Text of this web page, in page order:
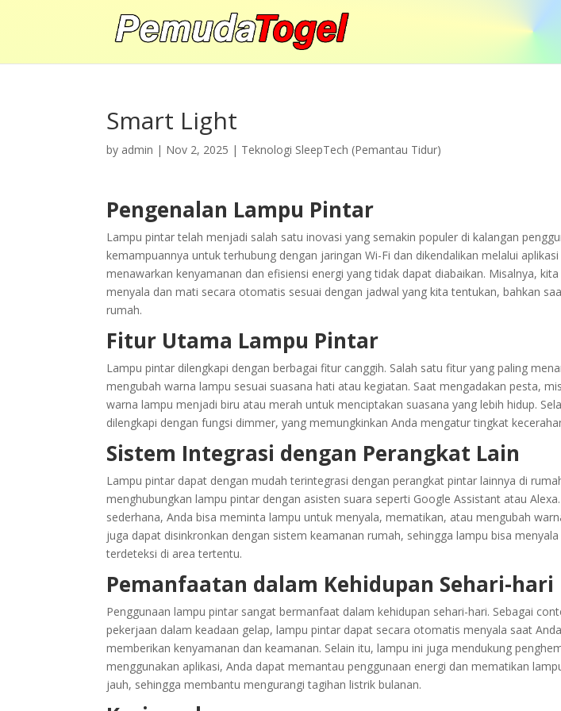
Smart Light
by admin | Nov 2, 2025 | Teknologi SleepTech (Pemantau Tidur)
Pengenalan Lampu Pintar
Lampu pintar telah menjadi salah satu inovasi yang semakin populer di kalangan
kemampuannya untuk terhubung dengan jaringan Wi-Fi dan dikendalikan melalui
menawarkan kenyamanan dan efisiensi energi yang tidak dapat diabaikan. Misalnya,
menyala dan mati secara otomatis sesuai dengan jadwal yang kita tentukan, bahkan
rumah.
Fitur Utama Lampu Pintar
Lampu pintar dilengkapi dengan berbagai fitur canggih. Salah satu fitur yang paling
mengubah warna lampu sesuai suasana hati atau kegiatan. Saat mengadakan pesta,
warna lampu menjadi biru atau merah untuk menciptakan suasana yang lebih hidup.
dilengkapi dengan fungsi dimmer, yang memungkinkan Anda mengatur tingkat
Sistem Integrasi dengan Perangkat Lain
Lampu pintar dapat dengan mudah terintegrasi dengan perangkat pintar lainnya di
menghubungkan lampu pintar dengan asisten suara seperti Google Assistant atau
sederhana, Anda bisa meminta lampu untuk menyala, mematikan, atau mengubah
juga dapat disinkronkan dengan sistem keamanan rumah, sehingga lampu bisa
terdeteksi di area tertentu.
Pemanfaatan dalam Kehidupan Sehari-hari
Penggunaan lampu pintar sangat bermanfaat dalam kehidupan sehari-hari. Sebagai
pekerjaan dalam keadaan gelap, lampu pintar dapat secara otomatis menyala saat
memberikan kenyamanan dan keamanan. Selain itu, lampu ini juga mendukung
menggunakan aplikasi, Anda dapat memantau penggunaan energi dan mematikan
jauh, sehingga membantu mengurangi tagihan listrik bulanan.